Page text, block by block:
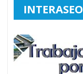
INTERASEO